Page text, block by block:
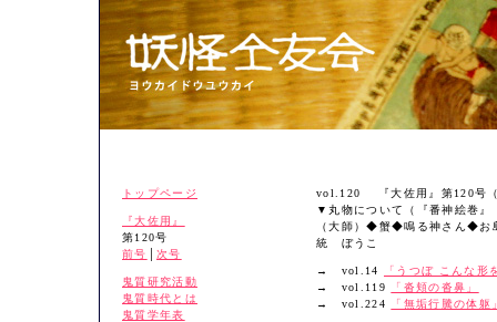
トップページ
『大佐用』
第120号
前号
│次号
鬼質研究活動
鬼質時代とは
鬼質学年表
vol.120 『大佐用』第120号（
▼丸物について（『番神絵巻
（大師）◆蟹◆鳴る神さん◆お
統 ぼうこ
→ vol.14
「うつぼ こんな形
→ vol.119
「沓頬の沓鼻」
→ vol.224
「無垢行騰の体躯